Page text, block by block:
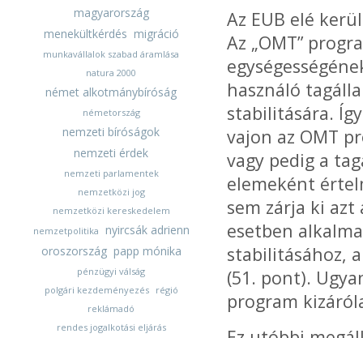
magyarország
menekültkérdés migráció
munkavállalok szabad áramlása
natura 2000
német alkotmánybíróság
németország
nemzeti bíróságok
nemzeti érdek
nemzeti parlamentek
nemzetközi jog
nemzetközi kereskedelem
nemzetpolitika
nyircsák adrienn
oroszország papp mónika
pénzügyi válság
polgári kezdeményezés
régió
reklámadó
rendes jogalkotási eljárás
Az EUB elé
Az „OMT”
használó
stabilitására.
vajon az OMT
vagy pedig a
elemeként
sem zárja ki
esetben
stabilitásához,
(51. pont).
program